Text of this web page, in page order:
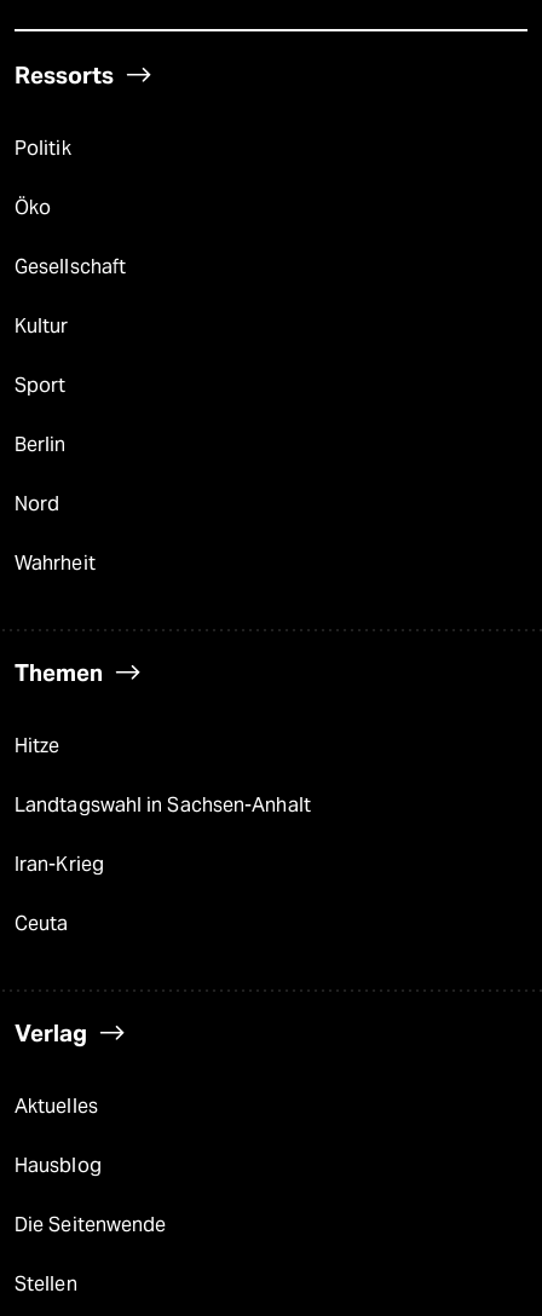
Ressorts
Politik
Öko
Gesellschaft
Kultur
Sport
Berlin
Nord
Wahrheit
Themen
Hitze
Landtagswahl in Sachsen-Anhalt
Iran-Krieg
Ceuta
Verlag
Aktuelles
Hausblog
Die Seitenwende
Stellen